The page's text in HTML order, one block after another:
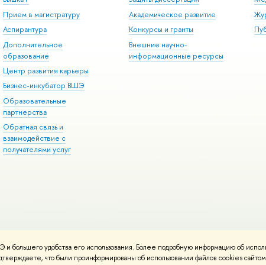
удобства его использования. Более подробную информацию об
что были проинформированы об использовании файлов cookies
Прием в магистратуру
Аспирантура
Дополнительное
образование
Центр развития карьеры
Бизнес-инкубатор ВШЭ
Образовательные
партнерства
Обратная связь и
взаимодействие с
получателями услуг
Академическое развитие
Конкурсы и гранты
Внешние научно-
информационные ресурсы
Условия использования материалов Политика конфиденциальности
вШколе дизайна НИУ ВШЭ